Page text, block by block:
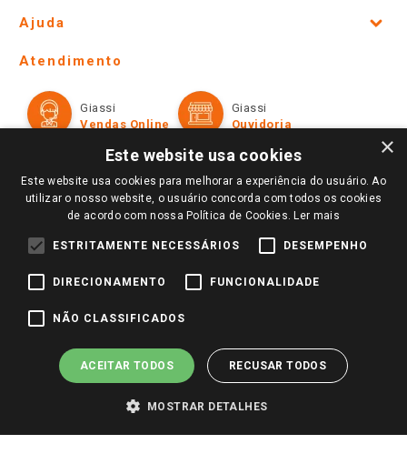
Lojas Físicas e Horários
Ofertas
Televendas
Perguntas frequentes
Trabalhe Conosco
Identidade Visual
Ajuda
Formas de Pagamento
Políticas de entrega
Trocas e Devoluções
Atendimento
Giassi
Vendas Online
Giassi
Ouvidoria
Redes Sociais
Pagamento e Segurança
×
Este website usa cookies
Este website usa cookies para melhorar a experiência do usuário. Ao
utilizar o nosso website, o usuário concorda com todos os cookies
de acordo com nossa Política de Cookies. Ler mais
ESTRITAMENTE NECESSÁRIOS DESEMPENHO
DIRECIONAMENTO FUNCIONALIDADE
NÃO CLASSIFICADOS
ACEITAR TODOS RECUSAR TODOS
MOSTRAR DETALHES